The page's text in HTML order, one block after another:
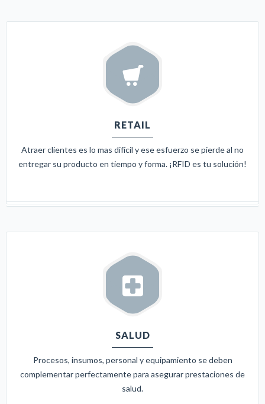
RETAIL
Atraer clientes es lo mas difícil y ese esfuerzo se pierde al no
entregar su producto en tiempo y forma. ¡RFID es tu solución!
SALUD
Procesos, insumos, personal y equipamiento se deben
complementar perfectamente para asegurar prestaciones de
salud.